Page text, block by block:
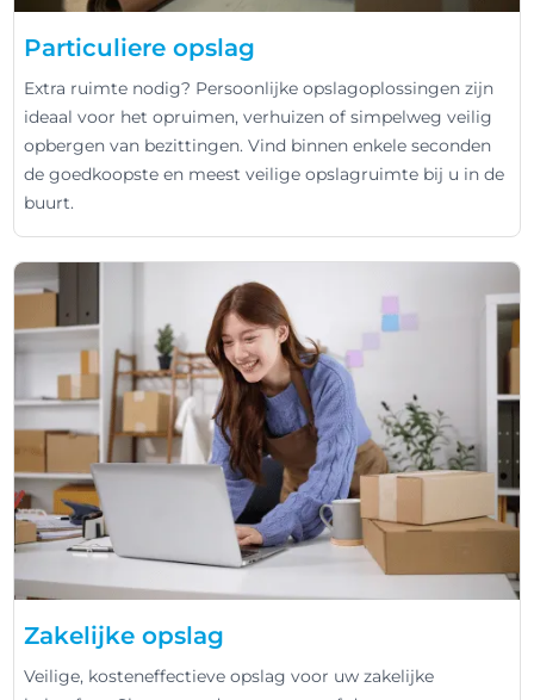
Particuliere opslag
Extra ruimte nodig? Persoonlijke opslagoplossingen zijn
ideaal voor het opruimen, verhuizen of simpelweg veilig
opbergen van bezittingen. Vind binnen enkele seconden
de goedkoopste en meest veilige opslagruimte bij u in de
buurt.
Zakelijke opslag
Veilige, kosteneffectieve opslag voor uw zakelijke